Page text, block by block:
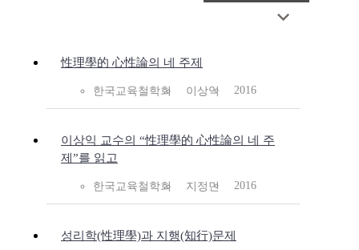
性理學的 心性論의 네 주제
한국교육철학회 이상익 2016
이상익 교수의 “性理學的 心性論의 네 주
제”를 읽고
한국교육철학회 지정민 2016
성리학(性理學)과 지행(知行)문제